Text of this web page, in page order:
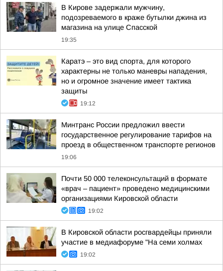
В Кирове задержали мужчину,
подозреваемого в краже бутылки джина из
магазина на улице Спасской
19:35
Каратэ – это вид спорта, для которого
характерны не только маневры нападения,
но и огромное значение имеет тактика
защиты
19:12
Минтранс России предложил ввести
государственное регулирование тарифов на
проезд в общественном транспорте регионов
19:06
Почти 50 000 телеконсультаций в формате
«врач – пациент» проведено медицинскими
организациями Кировской области
19:02
В Кировской области росгвардейцы приняли
участие в медиафоруме "На семи холмах
19:02